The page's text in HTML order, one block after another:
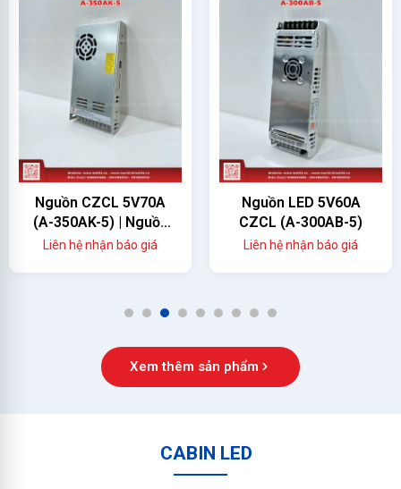
Nguồn CZCL 5V70A
(A-350AK-5) | Nguồn
Màn Hình LED 350W
Liên hệ nhận báo giá
Nguồn LED 5V60A
CZCL (A-300AB-5)
Liên hệ nhận báo giá
1 2 3 4 5 6 7 8 9
Xem thêm sản phẩm
CABIN LED